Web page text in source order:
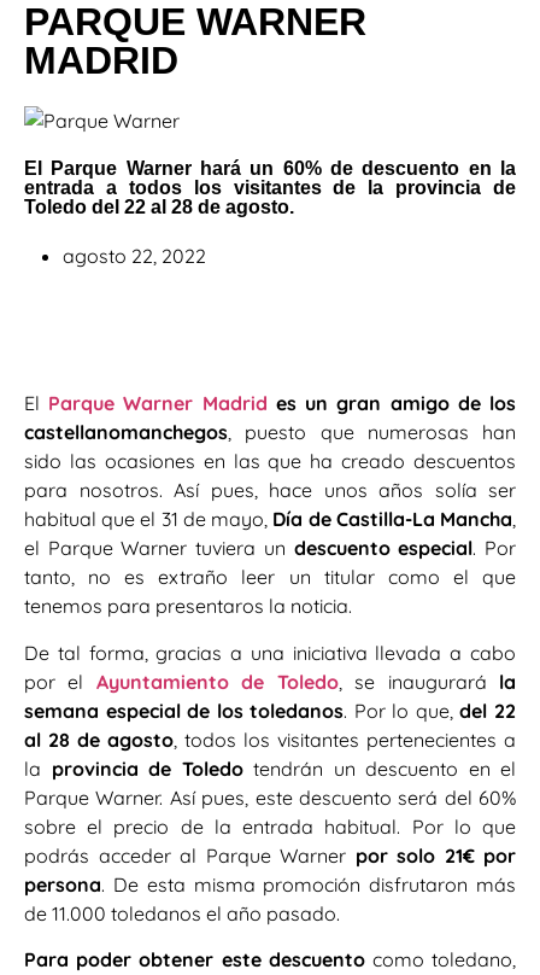
PARQUE WARNER
MADRID
El Parque Warner hará un 60% de descuento en la
entrada a todos los visitantes de la provincia de
Toledo del 22 al 28 de agosto.
agosto 22, 2022
El Parque Warner Madrid es un gran amigo de los
castellanomanchegos, puesto que numerosas han
sido las ocasiones en las que ha creado descuentos
para nosotros. Así pues, hace unos años solía ser
habitual que el 31 de mayo, Día de Castilla-La Mancha,
el Parque Warner tuviera un descuento especial. Por
tanto, no es extraño leer un titular como el que
tenemos para presentaros la noticia.
De tal forma, gracias a una iniciativa llevada a cabo
por el Ayuntamiento de Toledo, se inaugurará la
semana especial de los toledanos. Por lo que,del 22
al 28 de agosto , todos los visitantes pertenecientes a
la provincia de Toledotendrán un descuento en el
Parque Warner. Así pues, este descuento será del 60%
sobre el precio de la entrada habitual. Por lo que
podrás acceder al Parque Warner por solo 21€ por
persona. De esta misma promoción disfrutaron más
de 11.000 toledanos el año pasado.
Para poder obtener este descuentocomo toledano,